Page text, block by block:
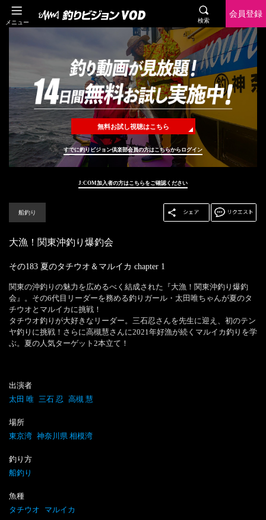
メニュー 検索
会員登録
無料お試し視聴はこちら
すでに釣りビジョン倶楽部会員の方はこちらからログイン
J:COM加入者の方はこちらをご確認ください
船釣り
大漁！関東沖釣り爆釣会
その183 夏のタチウオ＆マルイカ chapter 1
関東の沖釣りの魅力を広めるべく結成された『大漁！関東沖釣り爆釣
会』。その6代目リーダーを務める釣りガール・太田唯ちゃんが夏のタ
チウオとマルイカに挑戦！
タチウオ釣りが大好きなリーダー。三石忍さんを先生に迎え、初のテン
ヤ釣りに挑戦！さらに高槻慧さんに2021年好漁が続くマルイカ釣りを学
ぶ。夏の人気ターゲット2本立て！
出演者
太田 唯 三石 忍 高槻 慧
場所
東京湾 神奈川県 相模湾
釣り方
船釣り
魚種
タチウオ
マルイカ